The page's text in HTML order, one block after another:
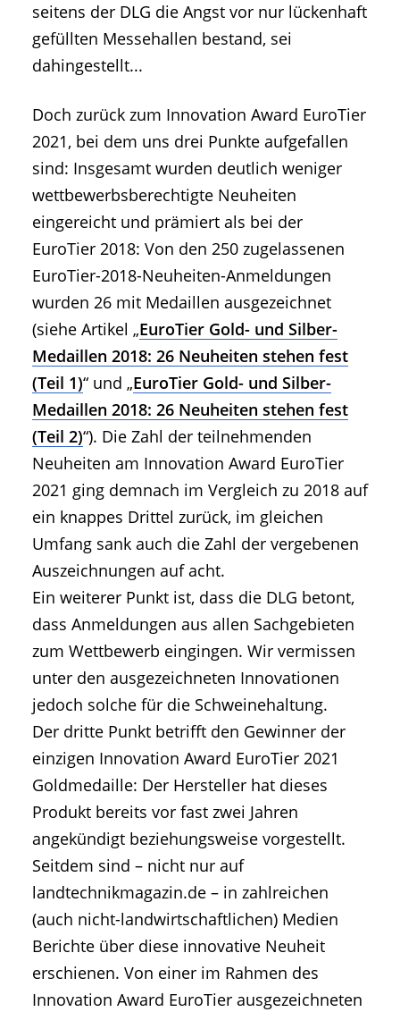
seitens der DLG die Angst vor nur lückenhaft
gefüllten Messehallen bestand, sei
dahingestellt...
Doch zurück zum Innovation Award EuroTier
2021, bei dem uns drei Punkte aufgefallen
sind: Insgesamt wurden deutlich weniger
wettbewerbsberechtigte Neuheiten
eingereicht und prämiert als bei der
EuroTier 2018: Von den 250 zugelassenen
EuroTier-2018-Neuheiten-Anmeldungen
wurden 26 mit Medaillen ausgezeichnet
(siehe Artikel „EuroTier Gold- und Silber-
Medaillen 2018: 26 Neuheiten stehen fest
(Teil 1)“ und „EuroTier Gold- und Silber-
Medaillen 2018: 26 Neuheiten stehen fest
(Teil 2)“). Die Zahl der teilnehmenden
Neuheiten am Innovation Award EuroTier
2021 ging demnach im Vergleich zu 2018 auf
ein knappes Drittel zurück, im gleichen
Umfang sank auch die Zahl der vergebenen
Auszeichnungen auf acht.
Ein weiterer Punkt ist, dass die DLG betont,
dass Anmeldungen aus allen Sachgebieten
zum Wettbewerb eingingen. Wir vermissen
unter den ausgezeichneten Innovationen
jedoch solche für die Schweinehaltung.
Der dritte Punkt betrifft den Gewinner der
einzigen Innovation Award EuroTier 2021
Goldmedaille: Der Hersteller hat dieses
Produkt bereits vor fast zwei Jahren
angekündigt beziehungsweise vorgestellt.
Seitdem sind – nicht nur auf
landtechnikmagazin.de – in zahlreichen
(auch nicht-landwirtschaftlichen) Medien
Berichte über diese innovative Neuheit
erschienen. Von einer im Rahmen des
Innovation Award EuroTier ausgezeichneten